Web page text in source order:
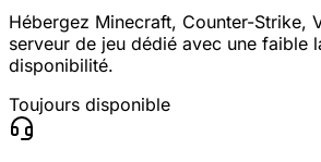
Hébergez Minecraft, Counter-Strike,
serveur de jeu dédié avec une faible
disponibilité.
Toujours disponible